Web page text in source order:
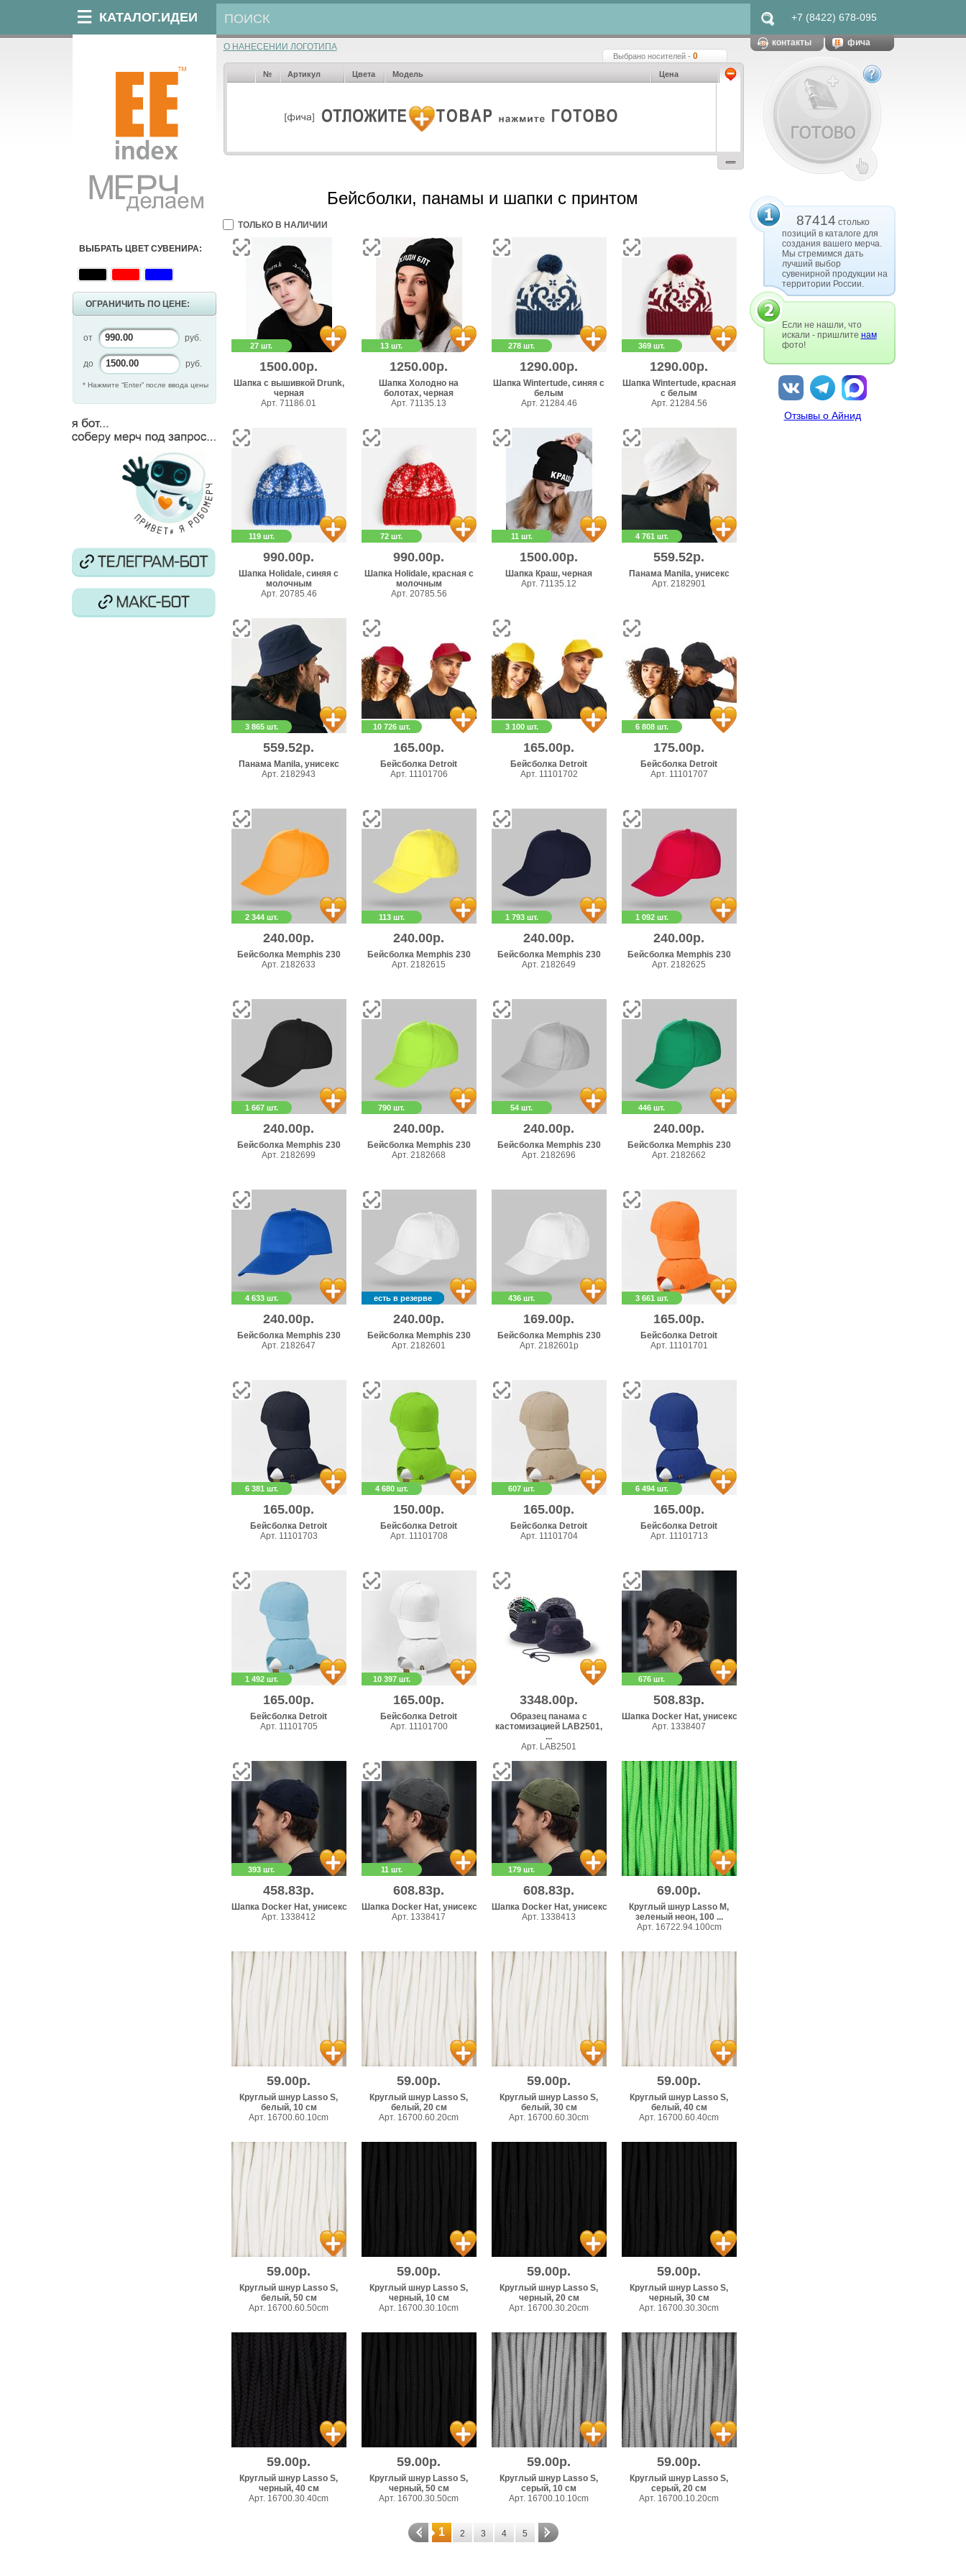
КАТАЛОГ.ИДЕИ +7 (8422) 678-095
ВЫБРАТЬ ЦВЕТ СУВЕНИРА:
ОГРАНИЧИТЬ ПО ЦЕНЕ:
от руб.
до руб.
* Нажмите “Enter” после ввода цены
О НАНЕСЕНИИ ЛОГОТИПА
Выбрано носителей - 0
№ Артикул Цвета Модель Цена
ТОЛЬКО В НАЛИЧИИ
Бейсболки, панамы и шапки с принтом
27 шт.
1500.00р.
Шапка с вышивкой Drunk,
черная
Арт. 71186.01
13 шт.
1250.00р.
Шапка Холодно на
болотах, черная
Арт. 71135.13
278 шт.
1290.00р.
Шапка Wintertude, синяя с
белым
Арт. 21284.46
369 шт.
1290.00р.
Шапка Wintertude, красная
с белым
Арт. 21284.56
119 шт.
990.00р.
Шапка Holidale, синяя с
молочным
Арт. 20785.46
72 шт.
990.00р.
Шапка Holidale, красная с
молочным
Арт. 20785.56
11 шт.
1500.00р.
Шапка Краш, черная
Арт. 71135.12
4 761 шт.
559.52р.
Панама Manila, унисекс
Арт. 2182901
3 865 шт.
559.52р.
Панама Manila, унисекс
Арт. 2182943
10 726 шт.
165.00р.
Бейсболка Detroit
Арт. 11101706
3 100 шт.
165.00р.
Бейсболка Detroit
Арт. 11101702
6 808 шт.
175.00р.
Бейсболка Detroit
Арт. 11101707
2 344 шт.
240.00р.
Бейсболка Memphis 230
Арт. 2182633
113 шт.
240.00р.
Бейсболка Memphis 230
Арт. 2182615
1 793 шт.
240.00р.
Бейсболка Memphis 230
Арт. 2182649
1 092 шт.
240.00р.
Бейсболка Memphis 230
Арт. 2182625
1 667 шт.
240.00р.
Бейсболка Memphis 230
Арт. 2182699
790 шт.
240.00р.
Бейсболка Memphis 230
Арт. 2182668
54 шт.
240.00р.
Бейсболка Memphis 230
Арт. 2182696
446 шт.
240.00р.
Бейсболка Memphis 230
Арт. 2182662
4 633 шт.
240.00р.
Бейсболка Memphis 230
Арт. 2182647
есть в резерве
240.00р.
Бейсболка Memphis 230
Арт. 2182601
436 шт.
169.00р.
Бейсболка Memphis 230
Арт. 2182601p
3 661 шт.
165.00р.
Бейсболка Detroit
Арт. 11101701
6 381 шт.
165.00р.
Бейсболка Detroit
Арт. 11101703
4 680 шт.
150.00р.
Бейсболка Detroit
Арт. 11101708
607 шт.
165.00р.
Бейсболка Detroit
Арт. 11101704
6 494 шт.
165.00р.
Бейсболка Detroit
Арт. 11101713
1 492 шт.
165.00р.
Бейсболка Detroit
Арт. 11101705
10 397 шт.
165.00р.
Бейсболка Detroit
Арт. 11101700
3348.00р.
Образец панама с
кастомизацией LAB2501,
...
Арт. LAB2501
676 шт.
508.83р.
Шапка Docker Hat, унисекс
Арт. 1338407
393 шт.
458.83р.
Шапка Docker Hat, унисекс
Арт. 1338412
11 шт.
608.83р.
Шапка Docker Hat, унисекс
Арт. 1338417
179 шт.
608.83р.
Шапка Docker Hat, унисекс
Арт. 1338413
69.00р.
Круглый шнур Lasso M,
зеленый неон, 100 ...
Арт. 16722.94.100cm
59.00р.
Круглый шнур Lasso S,
белый, 10 см
Арт. 16700.60.10cm
59.00р.
Круглый шнур Lasso S,
белый, 20 см
Арт. 16700.60.20cm
59.00р.
Круглый шнур Lasso S,
белый, 30 см
Арт. 16700.60.30cm
59.00р.
Круглый шнур Lasso S,
белый, 40 см
Арт. 16700.60.40cm
59.00р.
Круглый шнур Lasso S,
белый, 50 см
Арт. 16700.60.50cm
59.00р.
Круглый шнур Lasso S,
черный, 10 см
Арт. 16700.30.10cm
59.00р.
Круглый шнур Lasso S,
черный, 20 см
Арт. 16700.30.20cm
59.00р.
Круглый шнур Lasso S,
черный, 30 см
Арт. 16700.30.30cm
59.00р.
Круглый шнур Lasso S,
черный, 40 см
Арт. 16700.30.40cm
59.00р.
Круглый шнур Lasso S,
черный, 50 см
Арт. 16700.30.50cm
59.00р.
Круглый шнур Lasso S,
серый, 10 см
Арт. 16700.10.10cm
59.00р.
Круглый шнур Lasso S,
серый, 20 см
Арт. 16700.10.20cm
1 2 3 4 5
контакты фича
87414 столько
позиций в каталоге для
создания вашего мерча.
Мы стремимся дать
лучший выбор
сувенирной продукции на
территории России.
Если не нашли, что
искали - пришлите нам
фото!
Отзывы о Айнид